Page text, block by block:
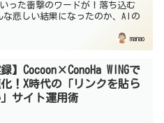
った衝撃のワードが！落ち込む
な悲しい結果になったのか、AIの
manao
録】Cocoon×ConoHa WINGで
！X時代の「リンクを貼ら
サイト運用術